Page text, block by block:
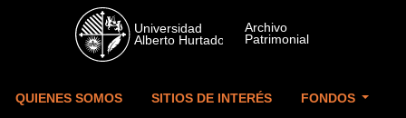
Skip to main content
QUIENES SOMOS SITIOS DE INTERÉS FONDOS